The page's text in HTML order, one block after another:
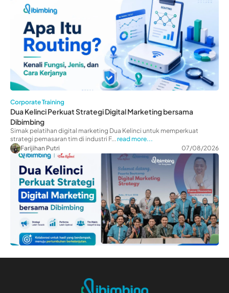
Corporate Training
Dua Kelinci Perkuat Strategi Digital Marketing bersama
Dibimbing
Simak pelatihan digital marketing Dua Kelinci untuk memperkuat
strategi pemasaran tim di industri F...read more...
Farijihan Putri
07/08/2026